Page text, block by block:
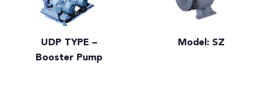
UDP TYPE –
Booster Pump
Model: SZ